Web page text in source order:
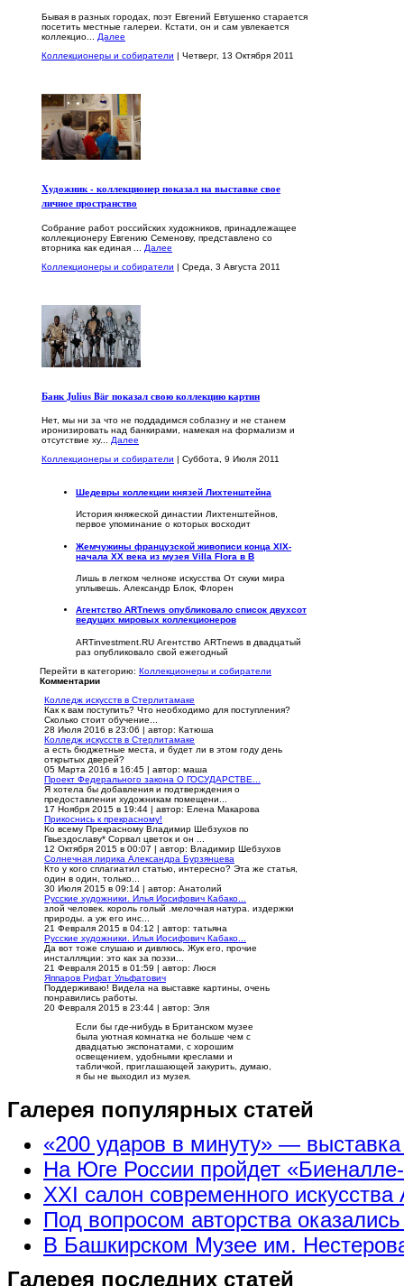
Бывая в разных городах, поэт Евгений Евтушенко старается
посетить местные галереи. Кстати, он и сам увлекается
коллекцио... Далее
Коллекционеры и собиратели | Четверг, 13 Октября 2011
Художник - коллекционер показал на выставке свое
личное пространство
Собрание работ российских художников, принадлежащее
коллекционеру Евгению Семенову, представлено со
вторника как единая ... Далее
Коллекционеры и собиратели | Среда, 3 Августа 2011
Банк Julius Bär показал свою коллекцию картин
Нет, мы ни за что не поддадимся соблазну и не станем
иронизировать над банкирами, намекая на формализм и
отсутствие ху... Далее
Коллекционеры и собиратели | Суббота, 9 Июля 2011
Шедевры коллекции князей Лихтенштейна
История княжеской династии Лихтенштейнов,
первое упоминание о которых восходит
Жемчужины французской живописи конца XIX-
начала XX века из музея Villa Flora в В
Лишь в легком челноке искусства От скуки мира
уплывешь. Александр Блок, Флорен
Агентство ARTnews опубликовало список двухсот
ведущих мировых коллекционеров
ARTinvestment.RU Агентство ARTnews в двадцатый
раз опубликовало свой ежегодный
Перейти в категорию: Коллекционеры и собиратели
Комментарии
Колледж искусств в Стерлитамаке
Как к вам поступить? Что необходимо для поступления?
Сколько стоит обучение...
28 Июля 2016 в 23:06 | автор: Катюша
Колледж искусств в Стерлитамаке
а есть бюджетные места, и будет ли в этом году день
открытых дверей?
05 Марта 2016 в 16:45 | автор: маша
Проект Федерального закона О ГОСУДАРСТВЕ...
Я хотела бы добавления и подтверждения о
предоставлении художникам помещени...
17 Ноября 2015 в 19:44 | автор: Елена Макарова
Прикоснись к прекрасному!
Ко всему Прекрасному Владимир Шебзухов по
Гвьездославу* Сорвал цветок и он ...
12 Октября 2015 в 00:07 | автор: Владимир Шебзухов
Солнечная лирика Александра Бурзянцева
Кто у кого сплагиатил статью, интересно? Эта же статья,
один в один, только...
30 Июля 2015 в 09:14 | автор: Анатолий
Русские художники. Илья Иосифович Кабако...
злой человек. король голый .мелочная натура. издержки
природы. а уж его инс...
21 Февраля 2015 в 04:12 | автор: татьяна
Русские художники. Илья Иосифович Кабако...
Да вот тоже слушаю и дивлюсь. Жук его, прочие
инсталляции: это как за поэзи...
21 Февраля 2015 в 01:59 | автор: Люся
Яппаров Рифат Ульфатович
Поддерживаю! Видела на выставке картины, очень
понравились работы.
20 Февраля 2015 в 23:44 | автор: Эля
Если бы где-нибудь в Британском музее
была уютная комнатка не больше чем с
двадцатью экспонатами, с хорошим
освещением, удобными креслами и
табличкой, приглашающей закурить, думаю,
я бы не выходил из музея.
Галерея популярных статей
«200 ударов в минуту» —
На Юге России пройдет
XXI салон современного искусства
Под вопросом авторства
В Башкирском Музее им.
Галерея последних статей